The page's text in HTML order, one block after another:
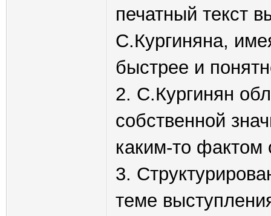
печатный текст
С.Кургиняна,
быстрее и
2. С.Кургинян
собственной
каким-то фактом
3.
теме